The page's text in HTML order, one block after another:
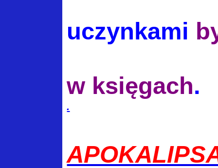
uczynkami
w księgach.
.